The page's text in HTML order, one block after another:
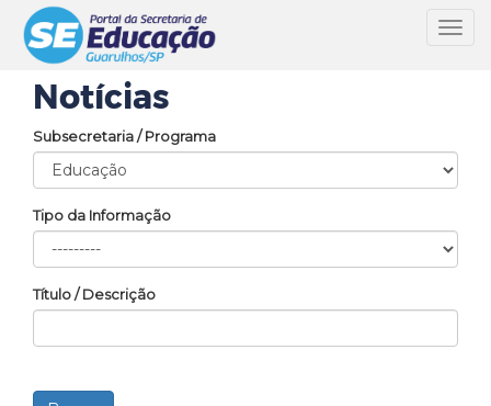
Notícias
Subsecretaria / Programa
Tipo da Informação
Título / Descrição